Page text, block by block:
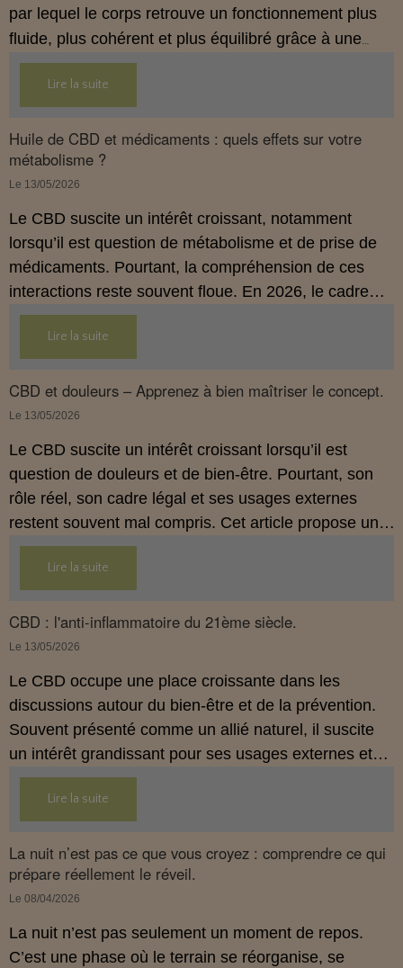
par lequel le corps retrouve un fonctionnement plus
fluide, plus cohérent et plus équilibré grâce à une
hygiène de vie adaptée.
Lire la suite
Huile de CBD et médicaments : quels effets sur votre
métabolisme ?
Le 13/05/2026
Le CBD suscite un intérêt croissant, notamment
lorsqu’il est question de métabolisme et de prise de
médicaments. Pourtant, la compréhension de ces
interactions reste souvent floue. En 2026, le cadre
légal français impose des règles strictes : seuls les
usages externes du CBD sont autorisés. Cet article
propose une mise au point claire et accessible pour
comprendre comment le CBD s’inscrit dans une
démarche de prévention, sans ingestion et sans
Lire la suite
CBD et douleurs – Apprenez à bien maîtriser le concept.
Le 13/05/2026
Le CBD suscite un intérêt croissant lorsqu’il est
question de douleurs et de bien‑être. Pourtant, son
rôle réel, son cadre légal et ses usages externes
restent souvent mal compris. Cet article propose une
mise au point claire, moderne et conforme à la
réglementation française de 2026, afin de mieux
comprendre comment le CBD s’intègre dans une
approche globale de prévention.
Lire la suite
CBD : l'anti-inflammatoire du 21ème siècle.
Le 13/05/2026
Le CBD occupe une place croissante dans les
discussions autour du bien‑être et de la prévention.
Souvent présenté comme un allié naturel, il suscite
un intérêt grandissant pour ses usages externes et
son interaction avec le système endocannabinoïde.
Cet article propose une mise au point claire, moderne
et conforme à la réglementation française de 2026.
Lire la suite
La nuit n’est pas ce que vous croyez : comprendre ce qui
prépare réellement le réveil.
Le 08/04/2026
La nuit n’est pas seulement un moment de repos.
C’est une phase où le terrain se réorganise, se